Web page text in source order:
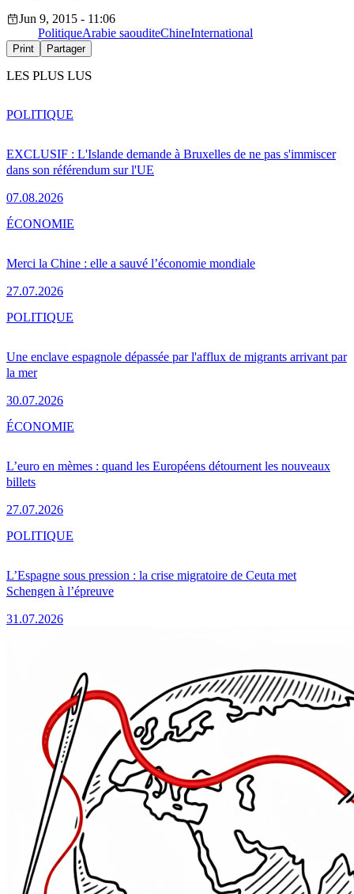
Jun 9, 2015 - 11:06
PolitiqueArabie saouditeChineInternational
Print Partager
LES PLUS LUS
EXCLUSIF : L'Islande demande à Bruxelles de ne pas s'immiscer
dans son référendum sur l'UE
07.08.2026
POLITIQUE
Merci la Chine : elle a sauvé l’économie mondiale
27.07.2026
ÉCONOMIE
Une enclave espagnole dépassée par l'afflux de migrants arrivant par
la mer
30.07.2026
POLITIQUE
L’euro en mèmes : quand les Européens détournent les nouveaux
billets
27.07.2026
ÉCONOMIE
L’Espagne sous pression : la crise migratoire de Ceuta met
Schengen à l’épreuve
31.07.2026
POLITIQUE